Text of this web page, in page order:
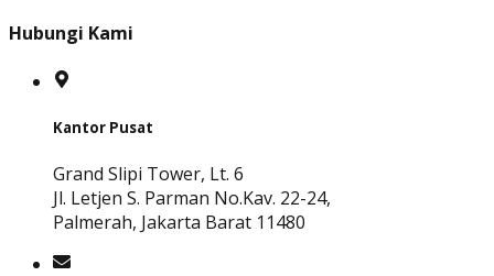
Hubungi Kami
Kantor Pusat
Grand Slipi Tower, Lt. 6
Jl. Letjen S. Parman No.Kav. 22-24,
Palmerah, Jakarta Barat 11480